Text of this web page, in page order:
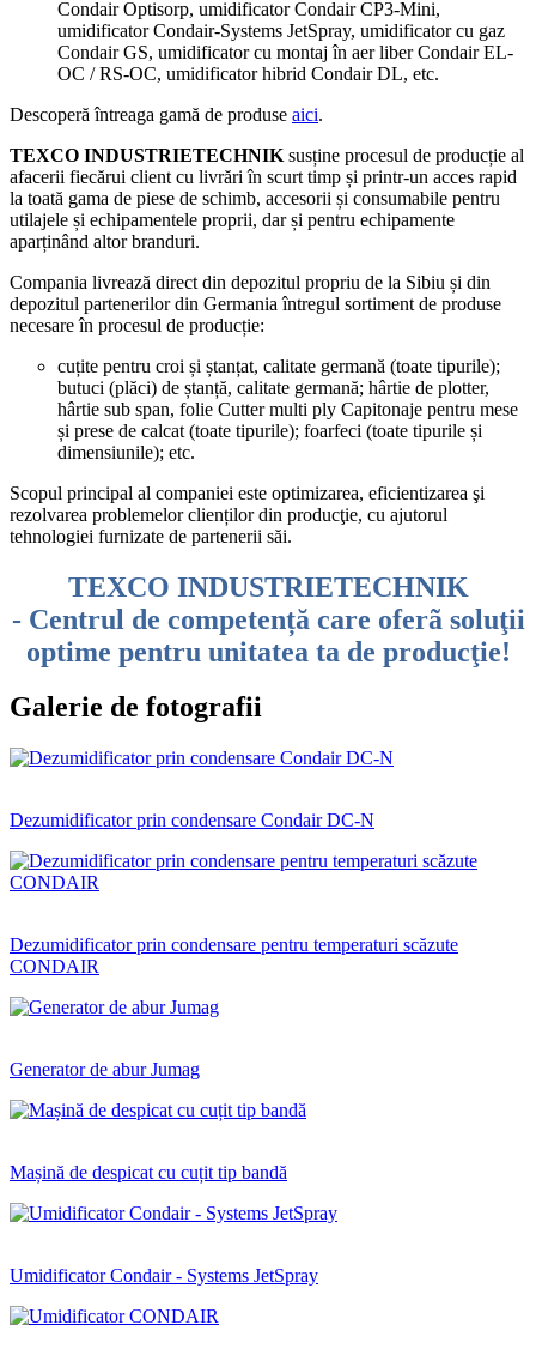
Condair Optisorp, umidificator Condair CP3-Mini,
umidificator Condair-Systems JetSpray, umidificator cu gaz
Condair GS, umidificator cu montaj în aer liber Condair EL-
OC / RS-OC, umidificator hibrid Condair DL, etc.
Descoperă întreaga gamă de produse aici.
TEXCO INDUSTRIETECHNIK susține procesul de producție al
afacerii fiecărui client cu livrări în scurt timp și printr-un acces rapid
la toată gama de piese de schimb, accesorii și consumabile pentru
utilajele și echipamentele proprii, dar și pentru echipamente
aparținând altor branduri.
Compania livrează direct din depozitul propriu de la Sibiu și din
depozitul partenerilor din Germania întregul sortiment de produse
necesare în procesul de producție:
cuțite pentru croi și ștanțat, calitate germană (toate tipurile);
butuci (plăci) de ștanță, calitate germană; hârtie de plotter,
hârtie sub span, folie Cutter multi ply Capitonaje pentru mese
și prese de calcat (toate tipurile); foarfeci (toate tipurile și
dimensiunile); etc.
Scopul principal al companiei este optimizarea, eficientizarea şi
rezolvarea problemelor clienților din producţie, cu ajutorul
tehnologiei furnizate de partenerii săi.
TEXCO INDUSTRIETECHNIK
- Centrul de competență care oferã soluţii
optime pentru unitatea ta de producţie!
Galerie de fotografii
Dezumidificator prin condensare Condair DC-N
Dezumidificator prin condensare pentru temperaturi scăzute
CONDAIR
Generator de abur Jumag
Mașină de despicat cu cuțit tip bandă
Umidificator Condair - Systems JetSpray